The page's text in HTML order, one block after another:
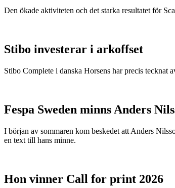
Den ökade aktiviteten och det starka resultatet för
Stibo investerar i arkoffset
Stibo Complete i danska Horsens har precis
Fespa Sweden minns Anders
I början av sommaren kom beskedet att Anders
en text till hans minne.
Hon vinner Call for print 2026